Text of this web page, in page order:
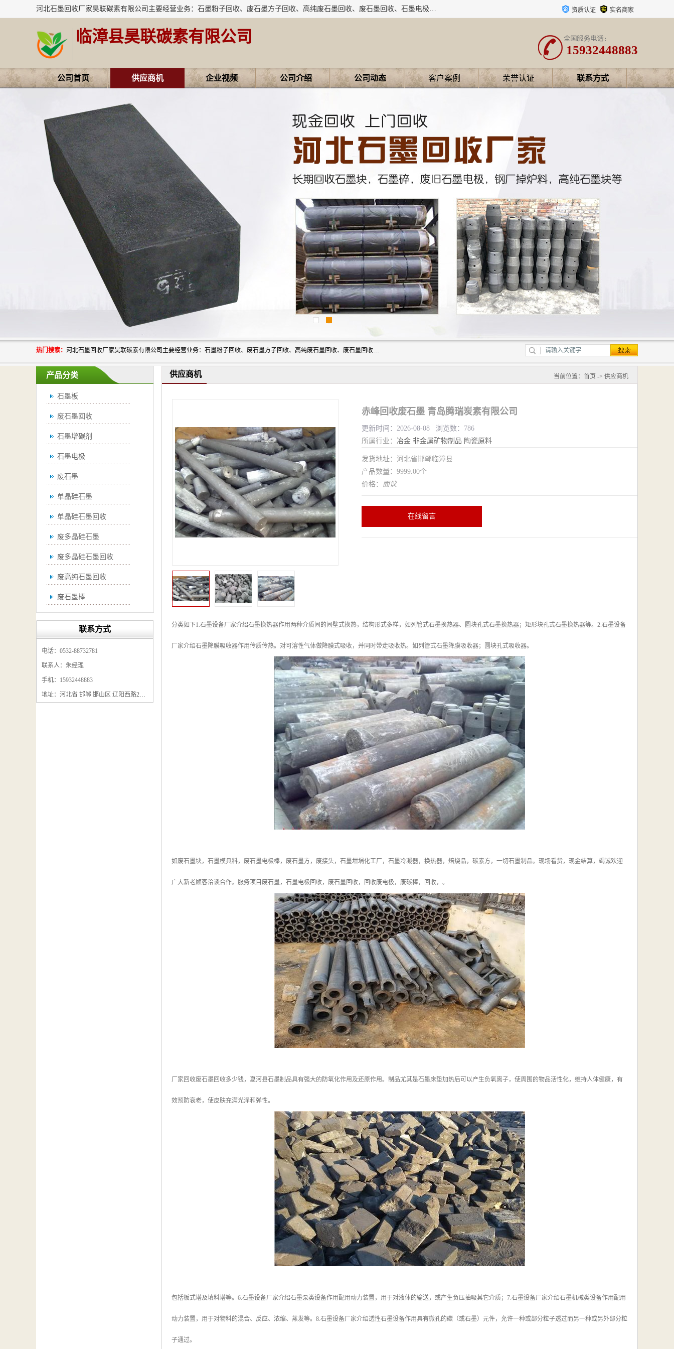
河北石墨回收厂家昊联碳素有限公司主要经营业务：石墨粉子回收、废石墨方子回收、高纯废石墨回收、废石墨回收、石墨电极回收、废石墨板回收、石墨增碳剂、单晶硅石墨、单晶硅石墨回收、废多晶硅石墨、废多晶硅石墨回收、废高纯石墨回收、废石墨、废石墨棒、废石墨棒回收、废石墨换热器回收、高纯石墨回收、石墨粉回收、石墨换热器回收、石墨纸回收、回收石墨板、回收石墨电极、石墨板回收、石墨回收。 资质认证 实名商家
临漳县昊联碳素有限公司
15932448883
公司首页 供应商机 企业视频 公司介绍 公司动态 客户案例 荣誉认证 联系方式
热门搜索： 河北石墨回收厂家昊联碳素有限公司主要经营业务：石墨粉子回收、废石墨方子回收、高纯废石墨回收、废石墨回收、石墨电极回收、废石墨板回收、石墨增碳剂、单晶硅石墨、单晶硅石墨回收、废多晶硅石墨、废多晶硅石墨回收、废高纯石墨回收、废石墨、废石墨棒、废石墨棒回收、废石墨换热器回收、高纯石墨回收、石墨粉回收、石墨换热器回收、石墨纸回收、回收石墨板、回收石墨电极、石墨板回收、石墨回收。
产品分类
石墨板
废石墨回收
石墨增碳剂
石墨电极
废石墨
单晶硅石墨
单晶硅石墨回收
废多晶硅石墨
废多晶硅石墨回收
废高纯石墨回收
废石墨棒
废石墨换热器回收
石墨粉回收
石墨换热器回收
联系方式
电话：0532-88732781
联系人：朱经理
手机：15932448883
地址：河北省 邯郸 邯山区 辽阳西路295号
供应商机 当前位置： 首页 -> 供应商机
赤峰回收废石墨 青岛腾瑞炭素有限公司
更新时间：2026-08-08 浏览数：786
所属行业： 冶金 非金属矿物制品 陶瓷原料
发货地址：河北省邯郸临漳县
产品数量：9999.00个
价格： 面议
在线留言
分类如下1.石墨设备厂家介绍石墨换热器作用两种介质间的间壁式换热，结构形式多样，如列管式石墨换热器、圆块孔式石墨换热器；矩形块孔式石墨换热器等。2.石墨设备
厂家介绍石墨降膜吸收器作用传质传热。对可溶性气体做降膜式吸收，并同时带走吸收热。如列管式石墨降膜吸收器；圆块孔式吸收器。
如废石墨块，石墨模具料，废石墨电极棒，废石墨方，废接头，石墨坩埚化工厂，石墨冷凝器，换热器，焙烧品，碳素方，一切石墨制品。现场看货，现金结算，竭诚欢迎
广大新老顾客洽谈合作。服务项目废石墨，石墨电极回收，废石墨回收，回收废电极，废碳棒，回收，。
厂家回收废石墨回收多少钱，夏河县石墨制品具有强大的防氧化作用及还原作用。制品尤其是石墨床垫加热后可以产生负氧离子，使周围的物品活性化，维持人体健康，有
效预防衰老，使皮肤充满光泽和弹性。
包括板式塔及填料塔等。6.石墨设备厂家介绍石墨泵类设备作用配用动力装置，用于对液体的输送，或产生负压抽吸其它介质；7.石墨设备厂家介绍石墨机械类设备作用配用
动力装置，用于对物料的混合、反应、浓缩、蒸发等。8.石墨设备厂家介绍透性石墨设备作用具有微孔的碳（或石墨）元件，允许一种或部分粒子透过而另一种或另外部分粒
子通过。